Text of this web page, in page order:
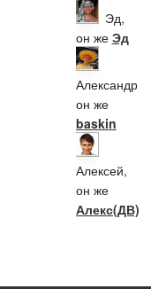
Эд,
он же Эд
Александр,
он же
baskin
Алексей,
он же
Алекс(ДВ)